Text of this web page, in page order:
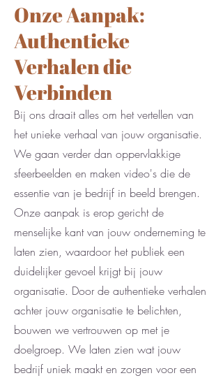
Onze Aanpak:
Authentieke
Verhalen die
Verbinden
Bij ons draait alles om het vertellen van
het unieke verhaal van jouw organisatie.
We gaan verder dan oppervlakkige
sfeerbeelden en maken video's die de
essentie van je bedrijf in beeld brengen.
Onze aanpak is erop gericht de
menselijke kant van jouw onderneming te
laten zien, waardoor het publiek een
duidelijker gevoel krijgt bij jouw
organisatie. Door de authentieke verhalen
achter jouw organisatie te belichten,
bouwen we vertrouwen op met je
doelgroep. We laten zien wat jouw
bedrijf uniek maakt en zorgen voor een